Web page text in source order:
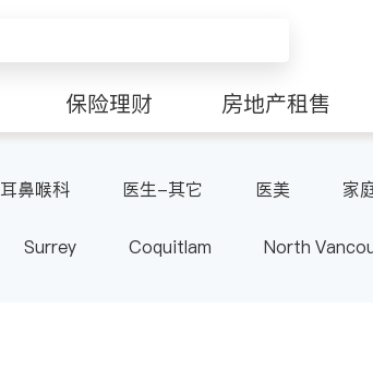
保险理财 房地产租售
耳鼻喉科 医生-其它 医美 家
Surrey Coquitlam North